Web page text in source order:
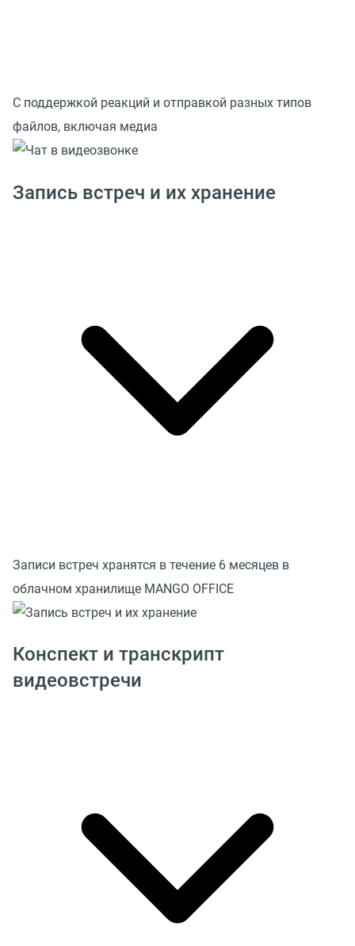
С поддержкой реакций и отправкой разных типов
файлов, включая медиа
Запись встреч и их хранение
Записи встреч хранятся в течение 6 месяцев в
облачном хранилище MANGO OFFICE
Конспект и транскрипт
видеовстречи